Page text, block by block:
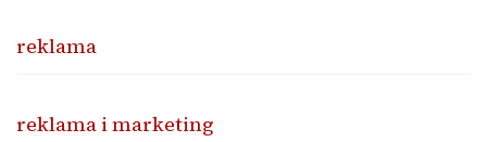
reklama
reklama i marketing